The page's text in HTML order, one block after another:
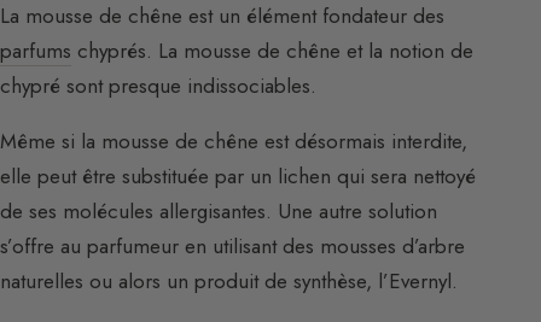
La mousse de chêne est un élément fondateur des
parfums chyprés. La mousse de chêne et la notion de
chypré sont presque indissociables.
Même si la mousse de chêne est désormais interdite,
elle peut être substituée par un lichen qui sera nettoyé
de ses molécules allergisantes. Une autre solution
s’offre au parfumeur en utilisant des mousses d’arbre
naturelles ou alors un produit de synthèse, l’Evernyl.